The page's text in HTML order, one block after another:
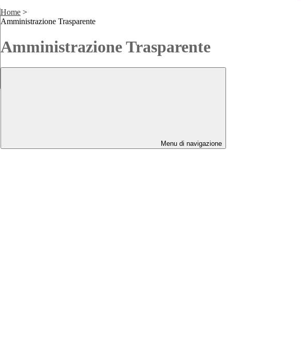
Home >
Amministrazione Trasparente
Amministrazione Trasparente
Menu di navigazione